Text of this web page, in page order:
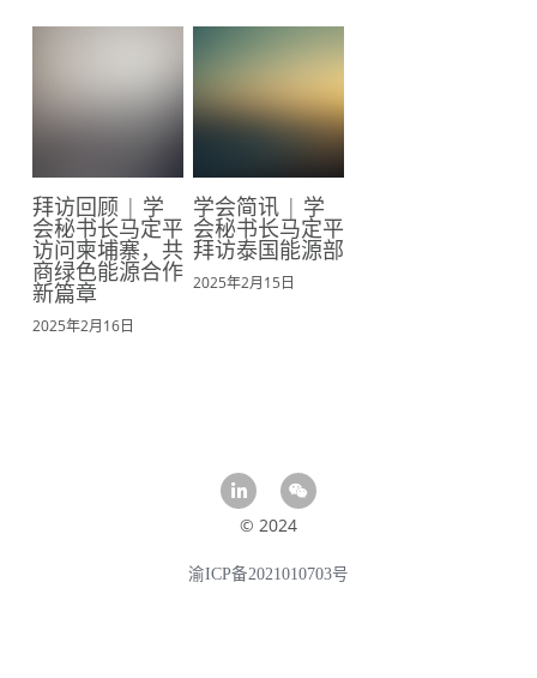
拜访回顾 | 学
会秘书长马定平
访问柬埔寨，共
商绿色能源合作
新篇章
2025年2月16日
学会简讯 | 学
会秘书长马定平
拜访泰国能源部
2025年2月15日
© 2024
渝ICP备2021010703号